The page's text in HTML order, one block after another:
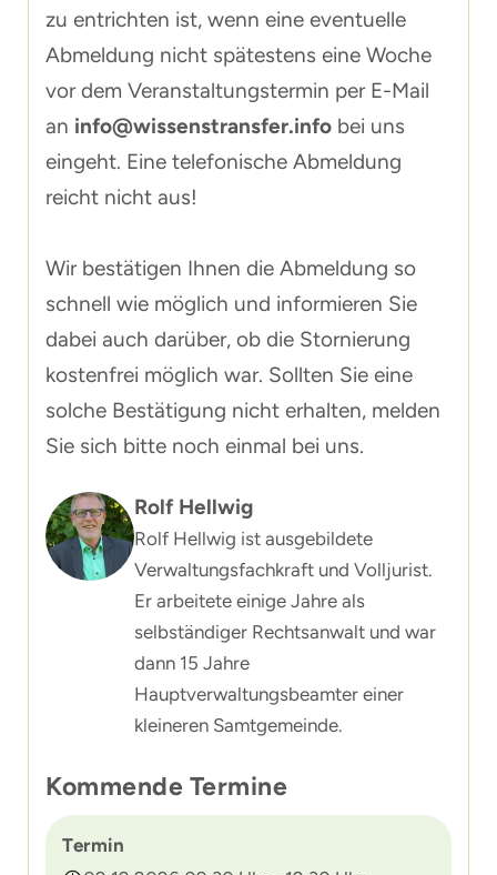
zu entrichten ist, wenn eine eventuelle
Abmeldung nicht spätestens eine Woche
vor dem Veranstaltungstermin per E-Mail
an info@wissenstransfer.info bei uns
eingeht. Eine telefonische Abmeldung
reicht nicht aus!
Wir bestätigen Ihnen die Abmeldung so
schnell wie möglich und informieren Sie
dabei auch darüber, ob die Stornierung
kostenfrei möglich war. Sollten Sie eine
solche Bestätigung nicht erhalten, melden
Sie sich bitte noch einmal bei uns.
Rolf Hellwig
Rolf Hellwig ist ausgebildete
Verwaltungsfachkraft und Volljurist.
Er arbeitete einige Jahre als
selbständiger Rechtsanwalt und war
dann 15 Jahre
Hauptverwaltungsbeamter einer
kleineren Samtgemeinde.
Kommende Termine
Termin